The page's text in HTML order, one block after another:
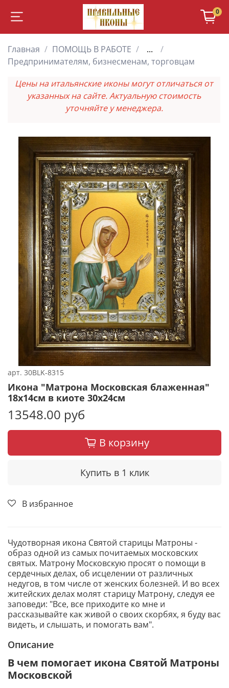
0
Главная ПОМОЩЬ В РАБОТЕ
...
Предпринимателям, бизнесменам, торговцам
Цены на итальянские иконы могут отличаться от
указанных на сайте. Актуальную стоимость
уточняйте у менеджера.
арт. 30BLK-8315
Икона "Матрона Московская блаженная"
18х14см в киоте 30х24см
13548.00 руб
В корзину
Купить в 1 клик
В избранное
Чудотворная икона Святой старицы Матроны -
образ одной из самых почитаемых московских
святых. Матрону Московскую просят о помощи в
сердечных делах, об исцелении от различных
недугов, в том числе от женских болезней. И во всех
житейских делах молят старицу Матрону, следуя ее
заповеди: "Все, все приходите ко мне и
рассказывайте как живой о своих скорбях, я буду вас
видеть, и слышать, и помогать вам".
Описание
В чем помогает икона Святой Матроны
Московской